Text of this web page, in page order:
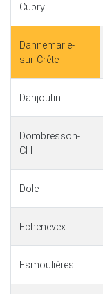
Cubry
Dannemarie-
sur-Crête
Danjoutin
Dombresson-
CH
Dole
Echenevex
Esmoulières